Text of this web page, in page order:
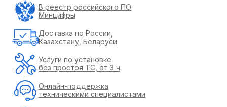
В реестр российского ПО
Минцифры
Доставка по России,
Казахстану, Беларуси
Услуги по установке
без простоя ТС, от 3 ч
Онлайн-поддержка
техническими специалистами